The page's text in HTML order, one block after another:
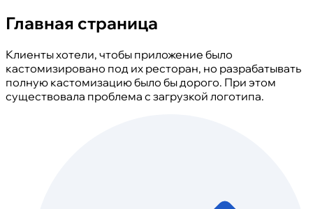
Главная страница
Клиенты хотели, чтобы приложение было
кастомизировано под их ресторан, но разрабатывать
полную кастомизацию было бы дорого. При этом
существовала проблема с загрузкой логотипа.